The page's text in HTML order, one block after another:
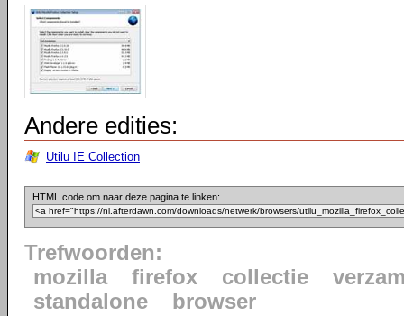
Andere edities:
Utilu IE Collection
HTML code om naar deze pagina te linken:
Trefwoorden:
mozilla
firefox collectie
standalone
browser